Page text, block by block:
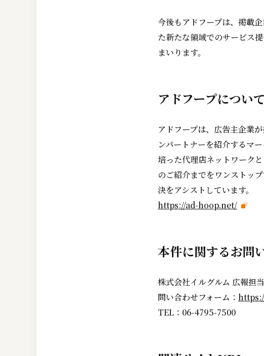
今後もアドフープは、掲載
た新たな領域でのサービス
まいります。
アドフープについて
アドフープは、広告主企業
ンパートナーを紹介するマ
培った代理店ネットワーク
のご紹介までをワンストッ
決をアシストしています。
https://ad-hoop.net/
本件に関するお問
株式会社イルグルム 広報担
問い合わせフォーム：
TEL：06-4795-7500